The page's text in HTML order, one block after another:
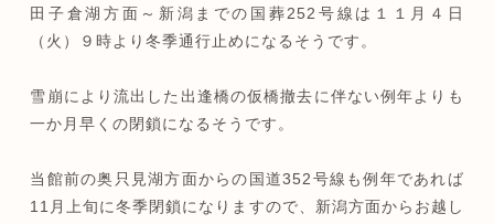
田子倉湖方面～新潟までの国葬252号線は１１月４日
（火）９時より冬季通行止めになるそうです。
雪崩により流出した出逢橋の仮橋撤去に伴ない例年よりも
一か月早くの閉鎖になるそうです。
当館前の奥只見湖方面からの国道352号線も例年であれば
11月上旬に冬季閉鎖になりますので、新潟方面からお越し